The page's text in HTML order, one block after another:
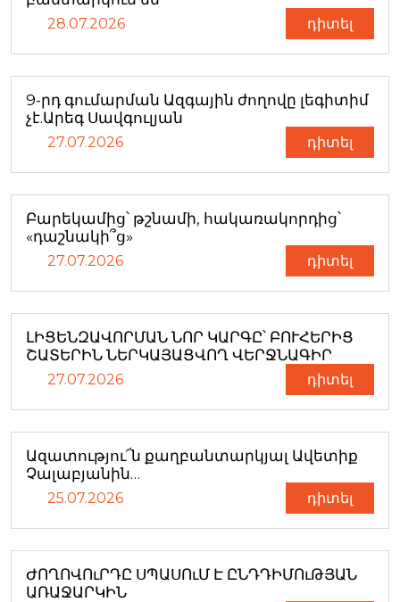
28.07.2026 դիտել
9-րդ գումարման Ազգային ժողովը լեգիտիմ
չէ.Արեգ Սավգուլյան
27.07.2026 դիտել
Բարեկամից՝ թշնամի, հակառակորդից՝
«դաշնակի՞ց»
27.07.2026 դիտել
ԼԻՑԵՆԶԱՎՈՐՄԱՆ ՆՈՐ ԿԱՐԳԸ՝ ԲՈՒՀԵՐԻՑ
ՇԱՏԵՐԻՆ ՆԵՐԿԱՅԱՑՎՈՂ ՎԵՐՋՆԱԳԻՐ
27.07.2026 դիտել
Ազատությու՜ն քաղբանտարկյալ Ավետիք
Չալաբյանին…
25.07.2026 դիտել
ԺՈՂՈՎՈւՐԴԸ ՍՊԱՍՈւՄ Է ԸՆԴԴԻՄՈւԹՅԱՆ
ԱՌԱՋԱՐԿԻՆ